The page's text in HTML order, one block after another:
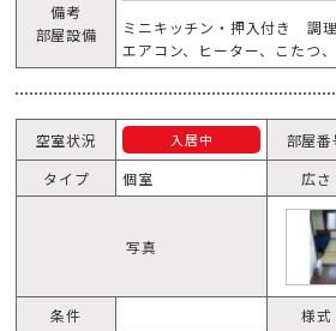
備考
部屋設備
ミニキッチン・押入付き 調理
エアコン、ヒーター、こたつ
空室状況 入居中 部屋番
タイプ
個室 広さ
写真
条件 様式